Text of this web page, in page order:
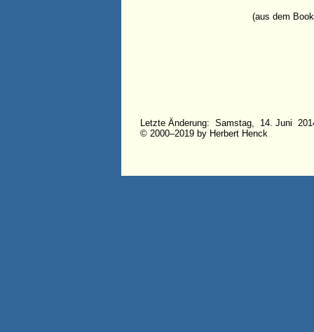
(aus dem
Letzte Änderung: Samstag, 14. Juni
© 2000–2019 by Herbert Henck